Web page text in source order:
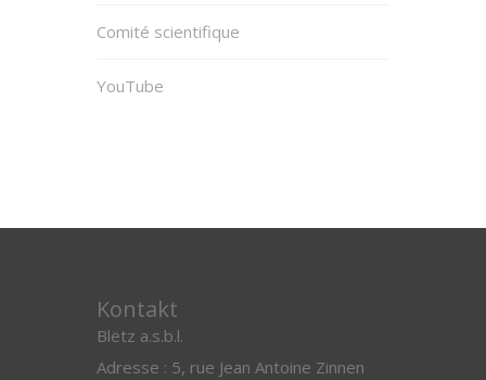
Comité scientifique
YouTube
Kontakt
Blëtz a.s.b.l.
Adresse : 5, rue Jean Antoine Zinnen